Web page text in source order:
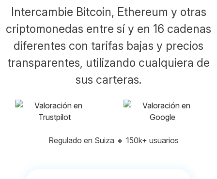
Intercambie Bitcoin, Ethereum y otras
criptomonedas entre sí y en 16 cadenas
diferentes con tarifas bajas y precios
transparentes, utilizando cualquiera de
sus carteras.
Regulado en Suiza 🔸 150k+ usuarios